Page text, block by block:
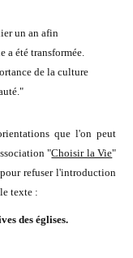
un an afin
a été transformée.
de la culture
que l'on peut
"Choisir la Vie"
refuser l'introduction
texte :
des églises.